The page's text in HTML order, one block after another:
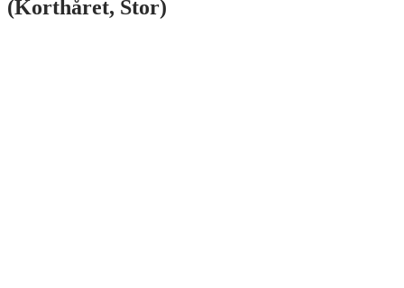
(Korthåret, Stor)